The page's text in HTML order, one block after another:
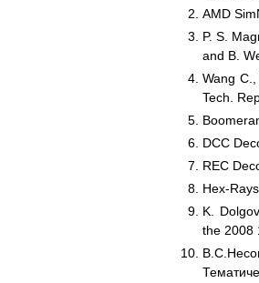
AMD
P. S.
and B.
Wang
Tech.
DCC
REC
Hex-
K.
the 2008